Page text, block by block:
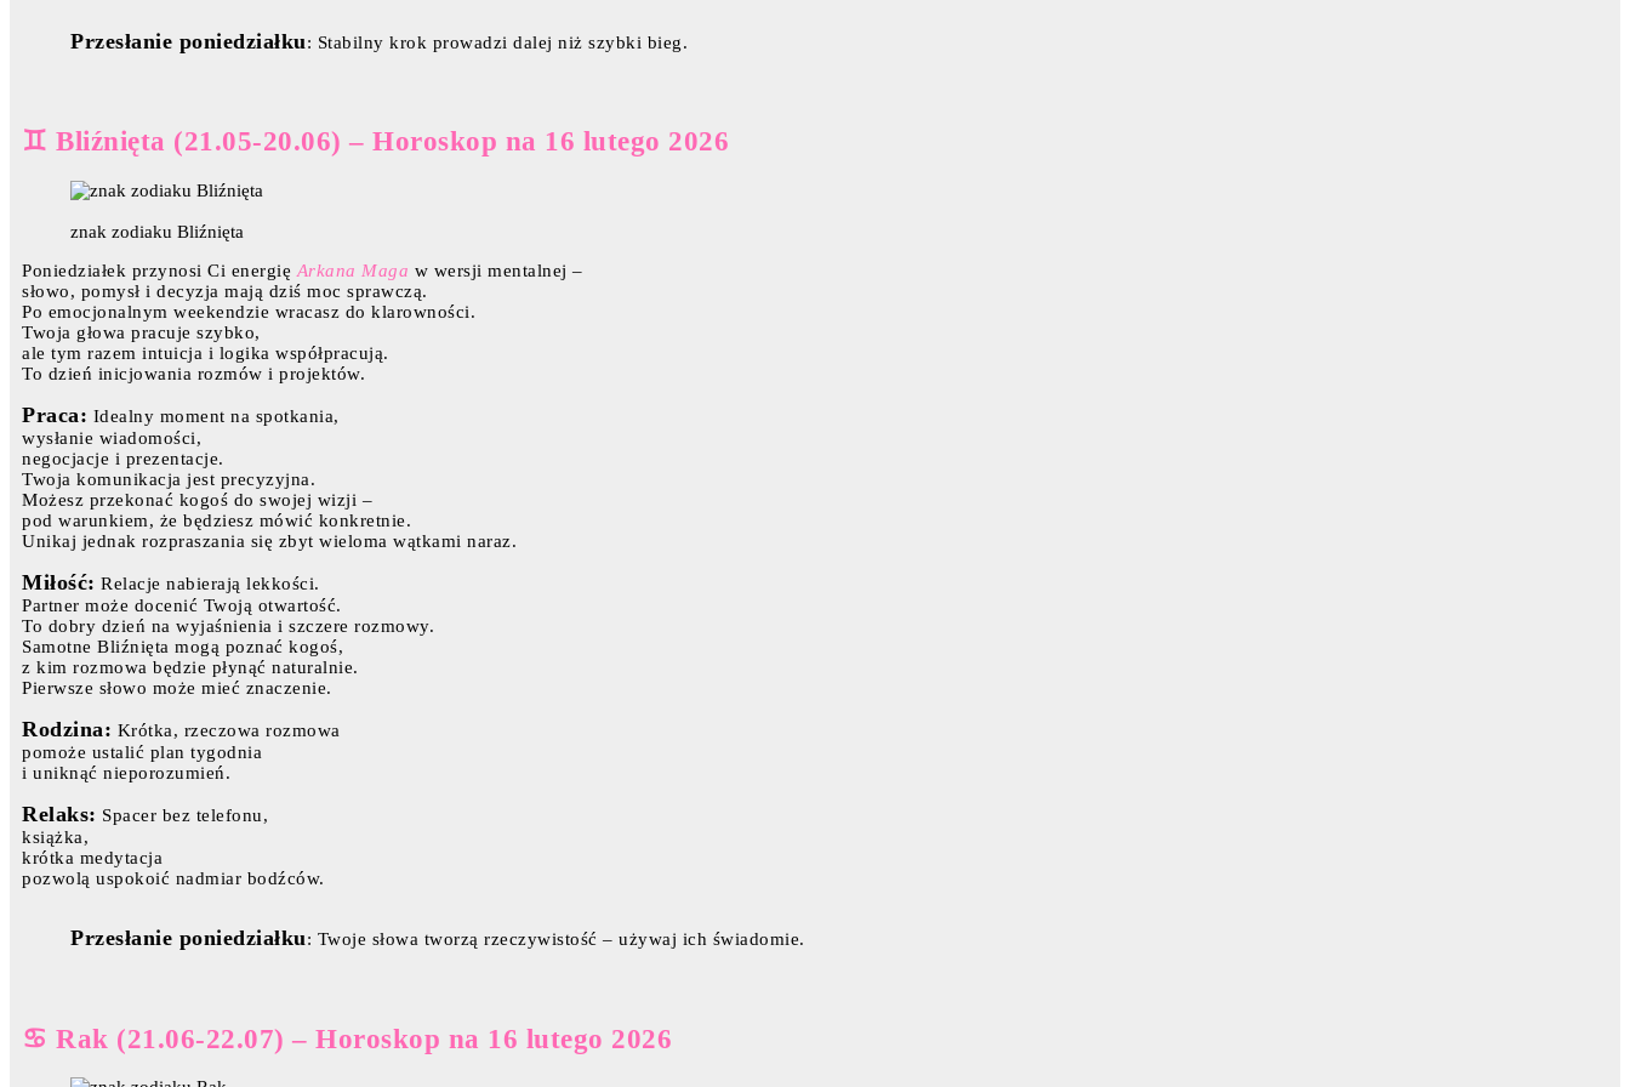
Przesłanie poniedziałku: Stabilny krok prowadzi dalej niż szybki bieg.
♊ Bliźnięta (21.05-20.06) – Horoskop na 16 lutego 2026
znak zodiaku Bliźnięta
Poniedziałek przynosi Ci energię Arkana Maga w wersji mentalnej –
słowo, pomysł i decyzja mają dziś moc sprawczą.
Po emocjonalnym weekendzie wracasz do klarowności.
Twoja głowa pracuje szybko,
ale tym razem intuicja i logika współpracują.
To dzień inicjowania rozmów i projektów.
Praca: Idealny moment na spotkania,
wysłanie wiadomości,
negocjacje i prezentacje.
Twoja komunikacja jest precyzyjna.
Możesz przekonać kogoś do swojej wizji –
pod warunkiem, że będziesz mówić konkretnie.
Unikaj jednak rozpraszania się zbyt wieloma wątkami naraz.
Miłość: Relacje nabierają lekkości.
Partner może docenić Twoją otwartość.
To dobry dzień na wyjaśnienia i szczere rozmowy.
Samotne Bliźnięta mogą poznać kogoś,
z kim rozmowa będzie płynąć naturalnie.
Pierwsze słowo może mieć znaczenie.
Rodzina: Krótka, rzeczowa rozmowa
pomoże ustalić plan tygodnia
i uniknąć nieporozumień.
Relaks: Spacer bez telefonu,
książka,
krótka medytacja
pozwolą uspokoić nadmiar bodźców.
Przesłanie poniedziałku: Twoje słowa tworzą rzeczywistość – używaj ich świadomie.
♋ Rak (21.06-22.07) – Horoskop na 16 lutego 2026